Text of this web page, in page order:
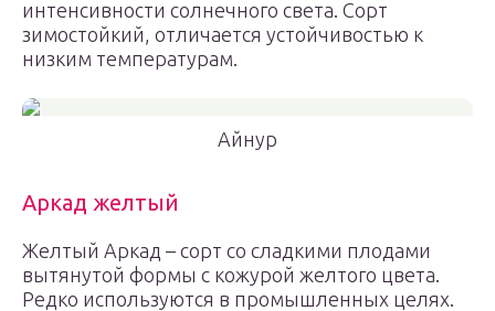
интенсивности солнечного света. Сорт
зимостойкий, отличается устойчивостью к
низким температурам.
Айнур
Аркад желтый
Желтый Аркад – сорт со сладкими плодами
вытянутой формы с кожурой желтого цвета.
Редко используются в промышленных целях.